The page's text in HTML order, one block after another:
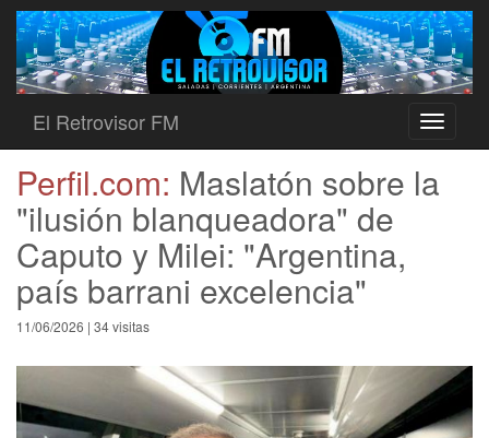
Toggle
El Retrovisor FM
Perfil.com: Maslatón sobre la
"ilusión blanqueadora" de
Caputo y Milei: "Argentina,
país barrani excelencia"
11/06/2026 | 34 visitas